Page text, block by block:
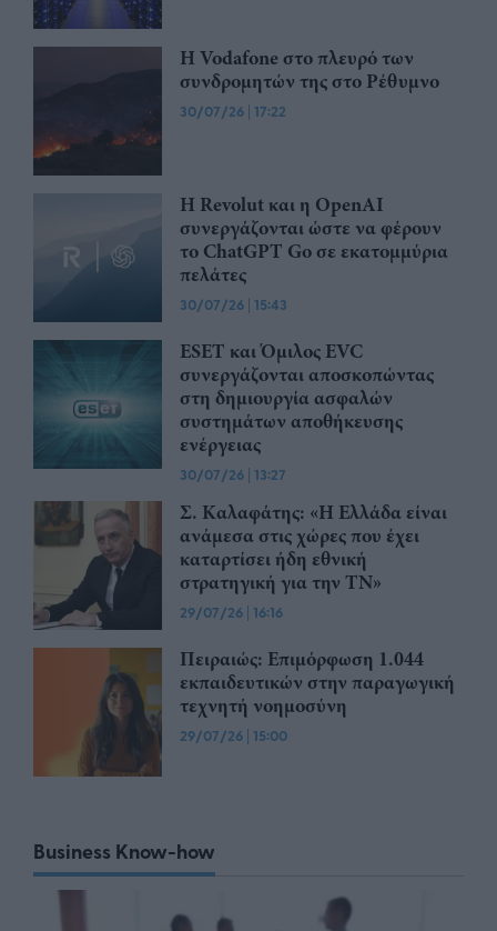
Η Vodafone στο πλευρό των
συνδρομητών της στο Ρέθυμνο
30/07/26 | 17:22
Η Revolut και η OpenAI
συνεργάζονται ώστε να φέρουν
το ChatGPT Go σε εκατομμύρια
πελάτες
30/07/26 | 15:43
ESET και Όμιλος EVC
συνεργάζονται αποσκοπώντας
στη δημιουργία ασφαλών
συστημάτων αποθήκευσης
ενέργειας
30/07/26 | 13:27
Σ. Καλαφάτης: «Η Ελλάδα είναι
ανάμεσα στις χώρες που έχει
καταρτίσει ήδη εθνική
στρατηγική για την ΤΝ»
29/07/26 | 16:16
Πειραιώς: Επιμόρφωση 1.044
εκπαιδευτικών στην παραγωγική
τεχνητή νοημοσύνη
29/07/26 | 15:00
Business Know-how